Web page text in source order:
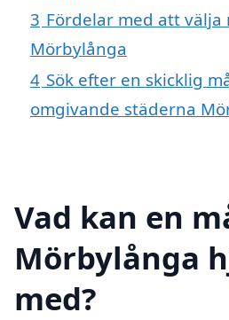
3 Fördelar med att välja
Mörbylånga
4 Sök efter en skicklig
omgivande städerna
Vad kan en
Mörbylånga
med?